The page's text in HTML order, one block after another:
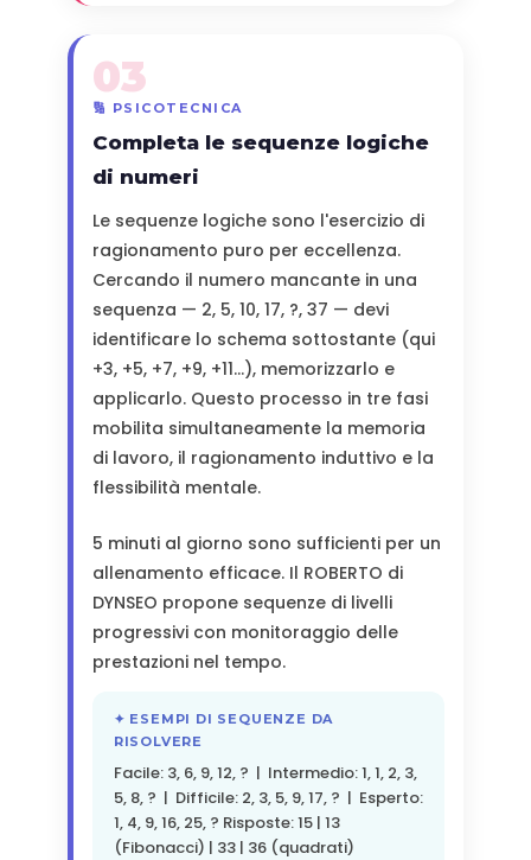
03
🔢 PSICOTECNICA
Completa le sequenze logiche
di numeri
Le sequenze logiche sono l'esercizio di
ragionamento puro per eccellenza.
Cercando il numero mancante in una
sequenza — 2, 5, 10, 17, ?, 37 — devi
identificare lo schema sottostante (qui
+3, +5, +7, +9, +11...), memorizzarlo e
applicarlo. Questo processo in tre fasi
mobilita simultaneamente la memoria
di lavoro, il ragionamento induttivo e la
flessibilità mentale.
5 minuti al giorno sono sufficienti per un
allenamento efficace. Il ROBERTO di
DYNSEO propone sequenze di livelli
progressivi con monitoraggio delle
prestazioni nel tempo.
✦ ESEMPI DI SEQUENZE DA
RISOLVERE
Facile: 3, 6, 9, 12, ? | Intermedio: 1, 1, 2, 3,
5, 8, ? | Difficile: 2, 3, 5, 9, 17, ? | Esperto:
1, 4, 9, 16, 25, ? Risposte: 15 | 13
(Fibonacci) | 33 | 36 (quadrati)